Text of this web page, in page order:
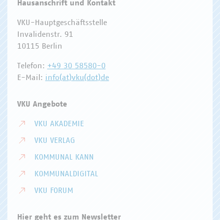
Hausanschrift und Kontakt
VKU-Hauptgeschäftsstelle
Invalidenstr. 91
10115 Berlin
Telefon: +49 30 58580-0
E-Mail: info(at)vku(dot)de
VKU Angebote
VKU AKADEMIE
VKU VERLAG
KOMMUNAL KANN
KOMMUNALDIGITAL
VKU FORUM
Hier geht es zum Newsletter